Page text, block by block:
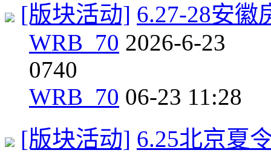
[版块活动] 6.27-28安徽
WRB_70 2026-6-23
0740
WRB_70 06-23 11:28
[版块活动] 6.25北京夏